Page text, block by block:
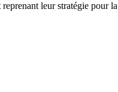
leur stratégie pour